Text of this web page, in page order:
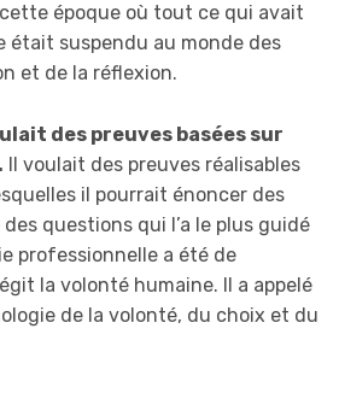
époque où tout ce qui avait
était suspendu au monde des
et de la réflexion.
des preuves basées sur
Il voulait des preuves réalisables
il pourrait énoncer des
questions qui l’a le plus guidé
professionnelle a été de
la volonté humaine. Il a appelé
de la volonté, du choix et du